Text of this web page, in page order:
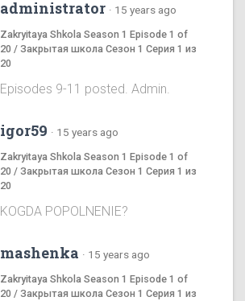
administrator · 15 years ago
Zakryitaya Shkola Season 1 Episode 1 of
20 / Закрытая школа Сезон 1 Серия 1 из
20
Episodes 9-11 posted. Admin.
igor59 · 15 years ago
Zakryitaya Shkola Season 1 Episode 1 of
20 / Закрытая школа Сезон 1 Серия 1 из
20
KOGDA POPOLNENIE?
mashenka · 15 years ago
Zakryitaya Shkola Season 1 Episode 1 of
20 / Закрытая школа Сезон 1 Серия 1 из